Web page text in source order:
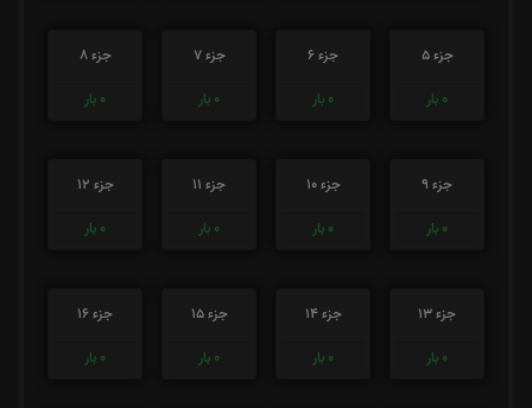
جزء 5
0 بار
جزء 6
0 بار
جزء 7
0 بار
جزء 8
0 بار
جزء 9
0 بار
جزء 10
0 بار
جزء 11
0 بار
جزء 12
0 بار
جزء 13
0 بار
جزء 14
0 بار
جزء 15
0 بار
جزء 16
0 بار